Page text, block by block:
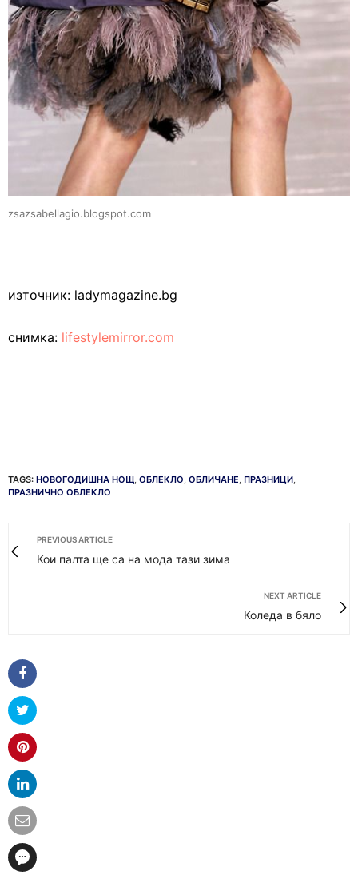
zsazsabellagio.blogspot.com
източник: ladymagazine.bg
снимка: lifestylemirror.com
TAGS: НОВОГОДИШНА НОЩ, ОБЛЕКЛО, ОБЛИЧАНЕ, ПРАЗНИЦИ,
ПРАЗНИЧНО ОБЛЕКЛО
PREVIOUS ARTICLE
Кои палта ще са на мода тази зима
NEXT ARTICLE
Коледа в бяло